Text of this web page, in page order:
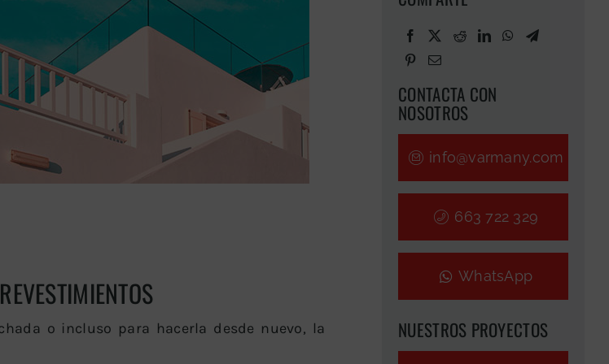
o incluso para hacerla desde nuevo, la
CONTACTA CON
NOSOTROS
info@varmany.com
663 722 329
WhatsApp
NUESTROS PROYECTOS